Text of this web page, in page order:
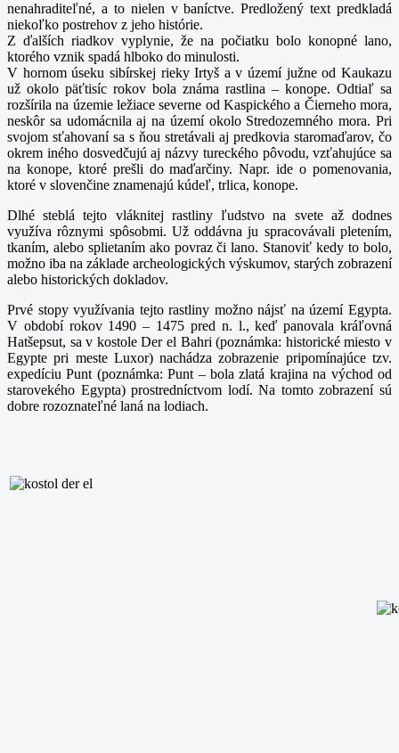
nenahraditeľné, a to nielen v baníctve. Predložený text predkladá
niekoľko postrehov z jeho histórie.
Z ďalších riadkov vyplynie, že na počiatku bolo konopné lano,
ktorého vznik spadá hlboko do minulosti.
V hornom úseku sibírskej rieky Irtyš a v území južne od Kaukazu
už okolo päťtisíc rokov bola známa rastlina – konope. Odtiaľ sa
rozšírila na územie ležiace severne od Kaspického a Čierneho mora,
neskôr sa udomácnila aj na území okolo Stredozemného mora. Pri
svojom sťahovaní sa s ňou stretávali aj predkovia staromaďarov, čo
okrem iného dosvedčujú aj názvy tureckého pôvodu, vzťahujúce sa
na konope, ktoré prešli do maďarčiny. Napr. ide o pomenovania,
ktoré v slovenčine znamenajú kúdeľ, trlica, konope.
Dlhé steblá tejto vláknitej rastliny ľudstvo na svete až dodnes
využíva rôznymi spôsobmi. Už oddávna ju spracovávali pletením,
tkaním, alebo splietaním ako povraz či lano. Stanoviť kedy to bolo,
možno iba na základe archeologických výskumov, starých zobrazení
alebo historických dokladov.
Prvé stopy využívania tejto rastliny možno nájsť na území Egypta.
V období rokov 1490 – 1475 pred n. l., keď panovala kráľovná
Hatšepsut, sa v kostole Der el Bahri (poznámka: historické miesto v
Egypte pri meste Luxor) nachádza zobrazenie pripomínajúce tzv.
expedíciu Punt (poznámka: Punt – bola zlatá krajina na východ od
starovekého Egypta) prostredníctvom lodí. Na tomto zobrazení sú
dobre rozoznateľné laná na lodiach.